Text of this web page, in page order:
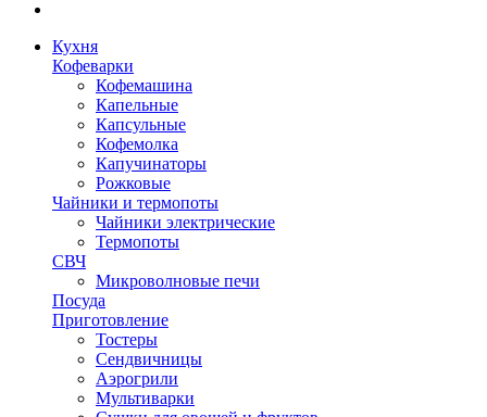
Кухня
Кофеварки
Кофемашина
Капельные
Капсульные
Кофемолка
Капучинаторы
Рожковые
Чайники и термопоты
Чайники электрические
Термопоты
СВЧ
Микроволновые печи
Посуда
Приготовление
Тостеры
Сендвичницы
Аэрогрили
Мультиварки